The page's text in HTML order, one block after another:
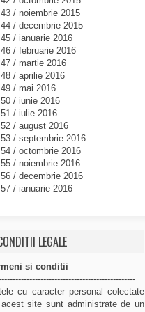
/ noiembrie 2015
/ decembrie 2015
/ ianuarie 2016
/ februarie 2016
/ martie 2016
/ aprilie 2016
/ mai 2016
/ iunie 2016
/ iulie 2016
/ august 2016
/ septembrie 2016
/ octombrie 2016
/ noiembrie 2016
/ decembrie 2016
/ ianuarie 2016
LEGALE
si conditii
cu caracter personal colectate
site sunt administrate de un